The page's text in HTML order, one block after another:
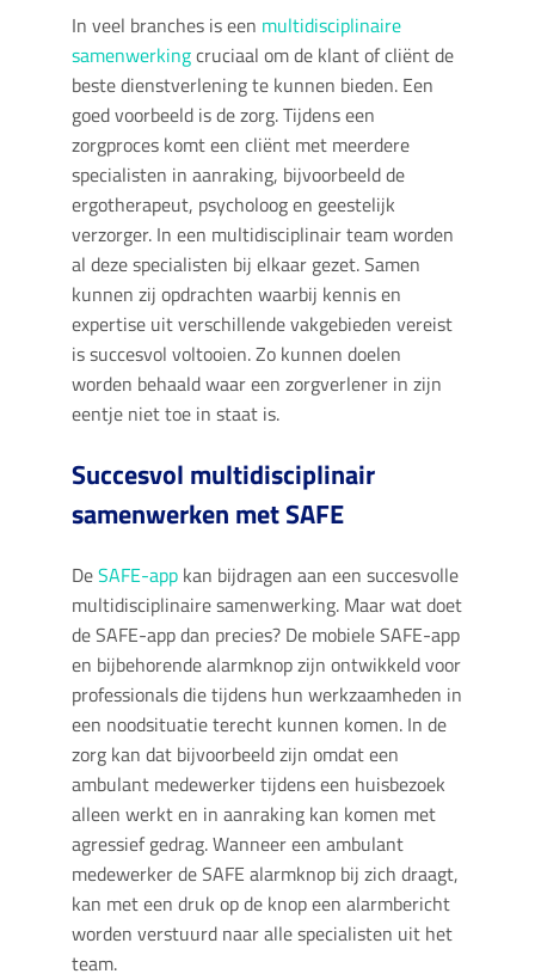
In veel branches is een multidisciplinaire
samenwerkingcruciaal om de klant of cliënt de
beste dienstverlening te kunnen bieden. Een
goed voorbeeld is de zorg. Tijdens een
zorgproces komt een cliënt met meerdere
specialisten in aanraking, bijvoorbeeld de
ergotherapeut, psycholoog en geestelijk
verzorger. In een multidisciplinair team worden
al deze specialisten bij elkaar gezet. Samen
kunnen zij opdrachten waarbij kennis en
expertise uit verschillende vakgebieden vereist
is succesvol voltooien. Zo kunnen doelen
worden behaald waar een zorgverlener in zijn
eentje niet toe in staat is.
Succesvol multidisciplinair
samenwerken met SAFE
DeSAFE-appkan bijdragen aan een succesvolle
multidisciplinaire samenwerking. Maar wat doet
de SAFE-app dan precies? De mobiele SAFE-app
en bijbehorende alarmknop zijn ontwikkeld voor
professionals die tijdens hun werkzaamheden in
een noodsituatie terecht kunnen komen. In de
zorg kan dat bijvoorbeeld zijn omdat een
ambulant medewerker tijdens een huisbezoek
alleen werkt en in aanraking kan komen met
agressief gedrag. Wanneer een ambulant
medewerker de SAFE alarmknop bij zich draagt,
kan met een druk op de knop een alarmbericht
worden verstuurd naar alle specialisten uit het
team.